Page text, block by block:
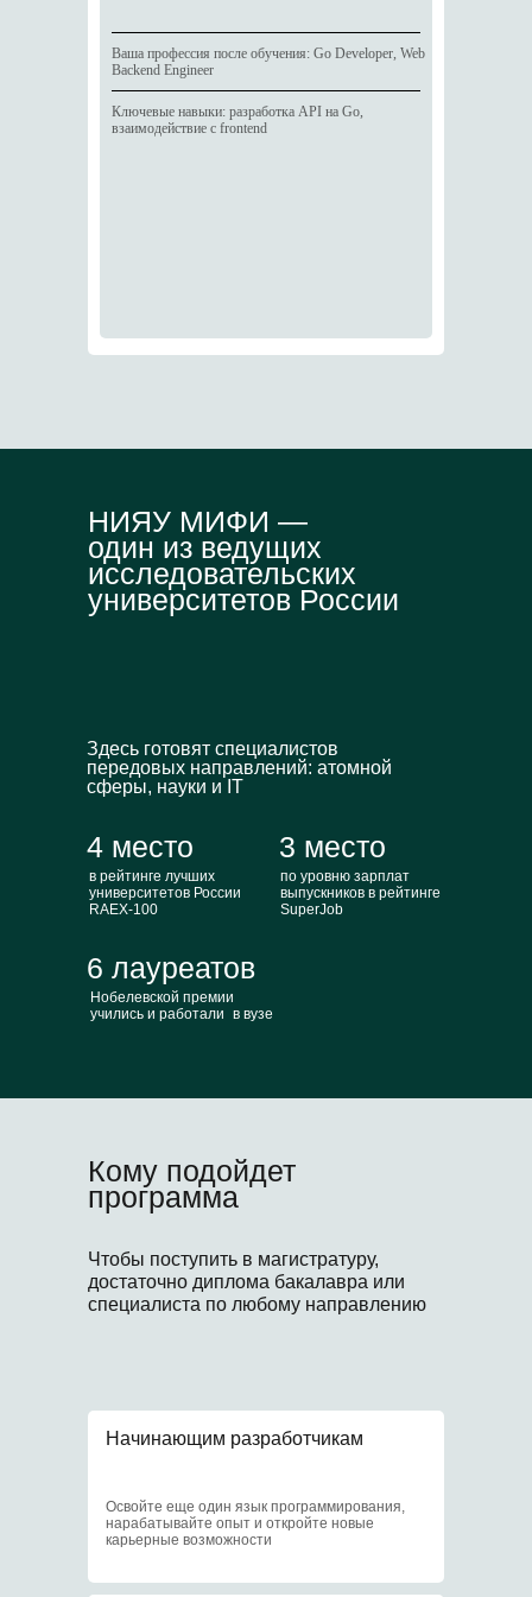
Ваша профессия после обучения: Go Developer, Web
Backend Engineer
Ключевые навыки: разработка API на Go,
взаимодействие с frontend
НИЯУ МИФИ —
один из ведущих
исследовательских
университетов России
Здесь готовят специалистов
передовых направлений: атомной
сферы, науки и IT
Нобелевской премии
учились и работали в вузе
6 лауреатов
в рейтинге лучших
университетов России
RAEX-100
4 место
по уровню зарплат
выпускников в рейтинге
SuperJob
3 место
Кому подойдет
программа
Чтобы поступить в магистратуру,
достаточно диплома бакалавра или
специалиста по любому направлению
Начинающим разработчикам
Освойте еще один язык программирования,
нарабатывайте опыт и откройте новые
карьерные возможности
Что еще?
Бонусы очных студентов
Образовательный
кредит под 3%